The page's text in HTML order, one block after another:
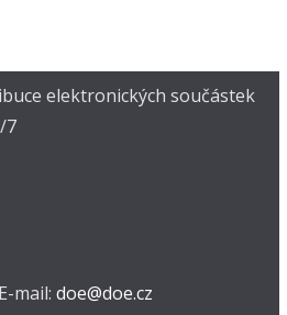
elektronických součástek
7
E-mail: doe@doe.cz